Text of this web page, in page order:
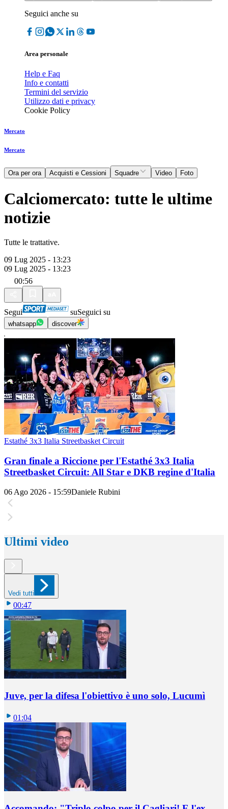
Seguici anche su
Area personale
Help e Faq
Info e contatti
Termini del servizio
Utilizzo dati e privacy
Cookie Policy
Mercato
Mercato
Ora per ora Acquisti e Cessioni Squadre Video Foto
Calciomercato: tutte le ultime
notizie
Tutte le trattative.
09 Lug 2025 - 13:23
09 Lug 2025 - 13:23
00:56
Segui suSeguici su
whatsapp discover
Estathé 3x3 Italia Streetbasket Circuit
Gran finale a Riccione per l'Estathé 3x3 Italia
Streetbasket Circuit: All Star e DKB regine d'Italia
06 Ago 2026 - 15:59Daniele Rubini
Ultimi video
Vedi tutti
00:47
Juve, per la difesa l'obiettivo è uno solo, Lucumì
01:04